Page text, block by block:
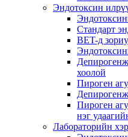
Эндотоксин
Стандарт
BET-д
хоолой
Пироген
Пироген
нэг
Лабораторийн